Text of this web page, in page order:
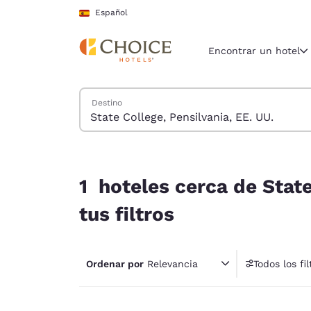
Saltar A Contenido Principal
Español
Región y
América
América
Encontrar un hotel
Buscar hoteles
Destino
1 hoteles cerca de
tus filtros
Ordenar por Relevancia Todos los
1